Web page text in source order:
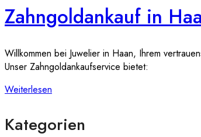
Zahngoldankauf in
Willkommen bei Juwelier in Haan, Ihrem
Unser Zahngoldankaufservice bietet:
Weiterlesen
Kategorien